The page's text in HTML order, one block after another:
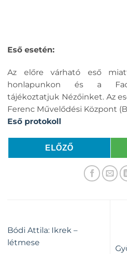
Eső esetén:
Az előre várható eső
honlapunkon és a
tájékoztatjuk Nézőinket. Az
Ferenc Művelődési Központ
Eső protokoll
ELŐZŐ
Bódi Attila: Ikrek –
létmese